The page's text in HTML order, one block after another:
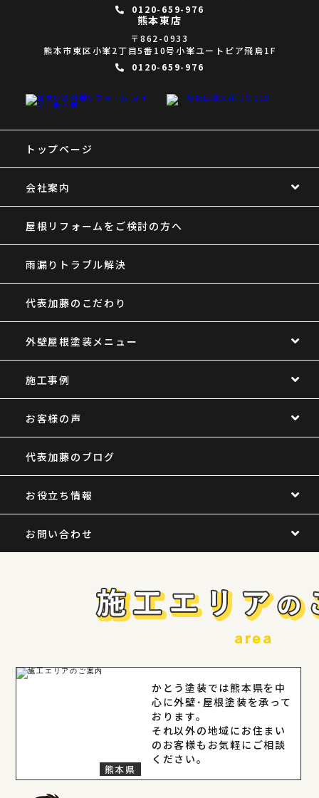
0120-659-976
熊本東店
〒862-0933
熊本市東区小峯2丁目5番10号小峯ユートピア飛鳥1F
0120-659-976
トップページ
会社案内
屋根リフォームをご検討の方へ
雨漏りトラブル解決
代表加藤のこだわり
外壁屋根塗装メニュー
施工事例
お客様の声
代表加藤のブログ
お役立ち情報
お問い合わせ
熊本県
かとう塗装では熊本県を中
心に外壁･屋根塗装を承って
おります。
それ以外の地域にお住まい
のお客様もお気軽にご相談
ください。